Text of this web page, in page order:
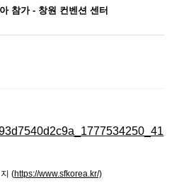
참가 - 창원 컨벤션 센터
(https://www.sfkorea.kr/)